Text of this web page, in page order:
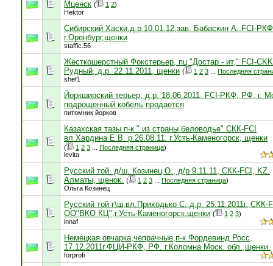
Мценск ( 1 2)
Hektor
Сибирский Хаски.д.р.10.01.12,зав. Бабаскин А.,FCI-
г.Оренбург,щенки
staffic.56
Жесткошерстный Фокстерьер, пц "Достар - ит," FCI-CKK
Рудный, д.р. 22.11.2011, щенки ( 1 2 3
Последняя
shef1
Йоркширский терьер, д.р. 18.06.2011, FCI-РКФ, РФ, г.
подрощенный кобель продается
питомник йорков
Казахская тазы п-к " из страны беловодье" СКК-FCI
вл.Хардина Е.В. р.26.08.11. г.Усть-Каменогорск, щенки
( 1 2 3 Последняя страница)
levita
Русский той. д/ш. Козинец О., д/р 9.11.11, СКК-FCI, KZ.
Алматы, щенок. ( 1 2 3 Последняя страница)
Ольга Козинец
Русский той г\ш,вл.Приходько С.,д.р. 25.11.2011г.,СКК-
ОО"ВКО КЦ",г.Усть-Каменогорск,щенки ( 1 2 3)
innaf
Немецкая овчарка,чепрачные,п-к Фордевинд Росс,
17.12.2011г.ФЦИ-РКФ, РФ. г.Коломна Моск. обл.,щенки.
forprofi